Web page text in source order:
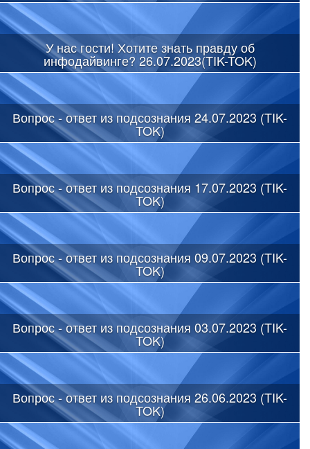
У нас гости! Хотите знать правду об
инфодайвинге? 26.07.2023(TIK-TOK)
Вопрос - ответ из подсознания 24.07.2023 (TIK-
TOK)
Вопрос - ответ из подсознания 17.07.2023 (TIK-
TOK)
Вопрос - ответ из подсознания 09.07.2023 (TIK-
TOK)
Вопрос - ответ из подсознания 03.07.2023 (TIK-
TOK)
Вопрос - ответ из подсознания 26.06.2023 (TIK-
TOK)